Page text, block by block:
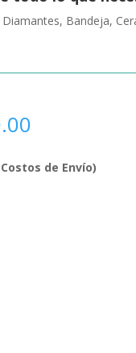
Diamantes, Bandeja,
de Envío)